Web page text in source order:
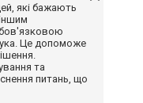
які бажають
Це допоможе
та
питань, що